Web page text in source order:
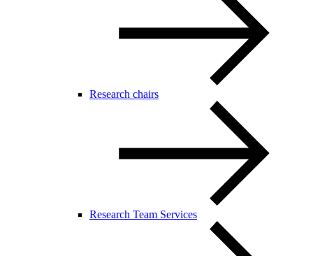
Research chairs
Research Team Services